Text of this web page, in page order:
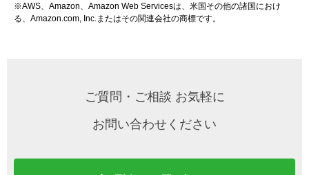
※AWS、Amazon、Amazon Web Servicesは、米国その他の諸国におけ
る、Amazon.com, Inc.またはその関連会社の商標です。
ご質問・ご相談 お気軽に
お問い合わせください